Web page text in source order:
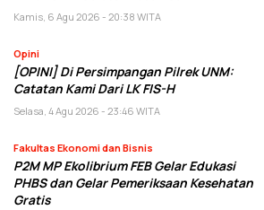
Kamis, 6 Agu 2026 - 20:38 WITA
Opini
[OPINI] Di Persimpangan Pilrek UNM:
Catatan Kami Dari LK FIS-H
Selasa, 4 Agu 2026 - 23:46 WITA
Fakultas Ekonomi dan Bisnis
P2M MP Ekolibrium FEB Gelar Edukasi
PHBS dan Gelar Pemeriksaan Kesehatan
Gratis